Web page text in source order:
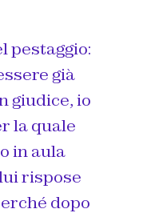
pestaggio:
già
giudice, io
la quale
in aula
rispose
dopo